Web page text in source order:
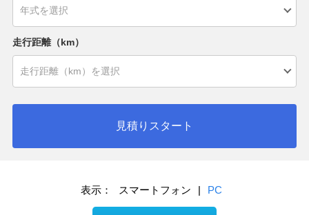
走行距離（km）
見積りスタート
表示： スマートフォン | PC